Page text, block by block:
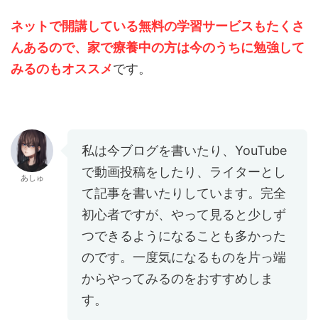
ネットで開講している無料の学習サービスもたくさ
んあるので、家で療養中の方は今のうちに勉強して
みるのもオススメです。
あしゅ
私は今ブログを書いたり、YouTube
で動画投稿をしたり、ライターとし
て記事を書いたりしています。完全
初心者ですが、やって見ると少しず
つできるようになることも多かった
のです。一度気になるものを片っ端
からやってみるのをおすすめしま
す。